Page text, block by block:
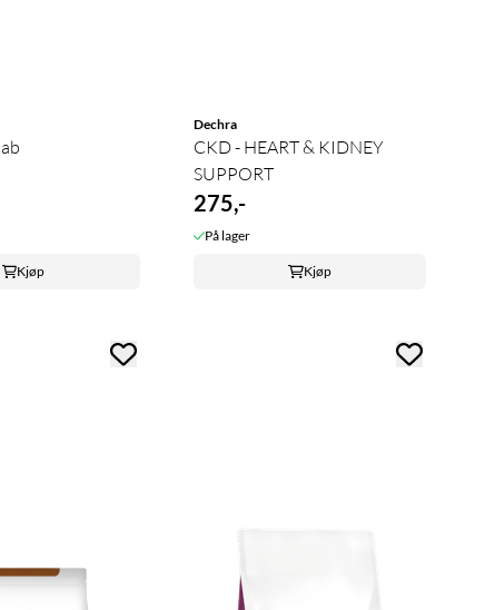
Kjøp
Dechra
CKD - HEART & KIDNEY
SUPPORT
275,-
På lager
Kjøp